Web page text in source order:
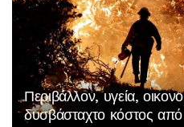
Περιβάλλον, υγεία,
δυσβάσταχτο κόστος από